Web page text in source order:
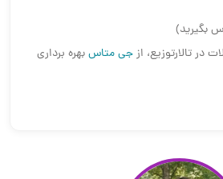
بگیرید)
تالارتوزیع، ازجی متاسبهره برداری